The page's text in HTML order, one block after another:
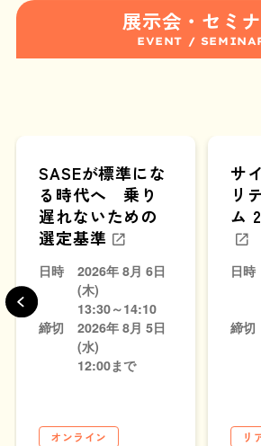
展示会・セミ
EVENT /
SASEが標準にな
る時代へ 乗り
遅れないための
選定基準
日時
2026年 8月 6日
(木)
13:30～14:10
締切
2026年 8月 5日
(水)
12:00まで
オンライン
サ
リ
ム
日時
締切
リ